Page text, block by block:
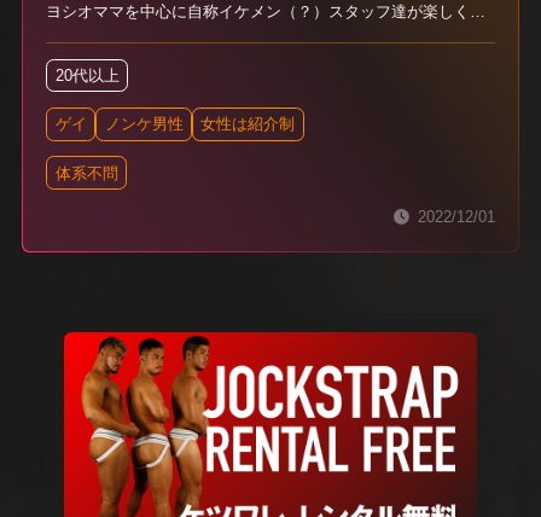
ヨシオママを中心に自称イケメン（？）スタッフ達が楽しく接
ても楽しい時間がすごせると思いますヨ。
20代以上
ゲイ ノンケ男性 女性は紹介制
体系不問
2022/12/01